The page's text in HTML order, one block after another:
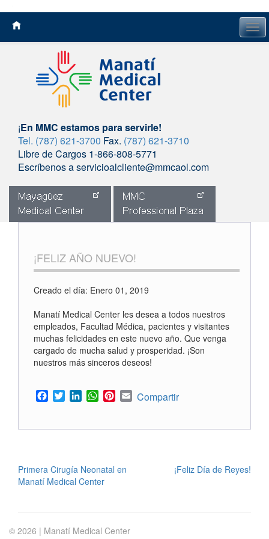
¡En MMC estamos para servirle!
Tel. (787) 621-3700 Fax. (787) 621-3710
Libre de Cargos 1-866-808-5771
Escríbenos a servicioalcliente@mmcaol.com
¡FELIZ AÑO NUEVO!
Creado el día: Enero 01, 2019
Manatí Medical Center les desea a todos nuestros
empleados, Facultad Médica, pacientes y visitantes
muchas felicidades en este nuevo año. Que venga
cargado de mucha salud y prosperidad. ¡Son
nuestros más sinceros deseos!
Facebook
TwitterLinkedInWhatsApp
Pinterest
Email
Compartir
POST
NAVIGATION
Primera Cirugía Neonatal en
Manatí Medical Center
¡Feliz Día de Reyes!
© 2026 | Manatí Medical Center